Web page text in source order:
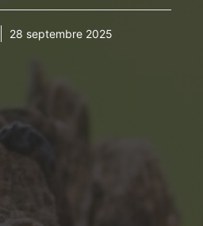
28 septembre 2025